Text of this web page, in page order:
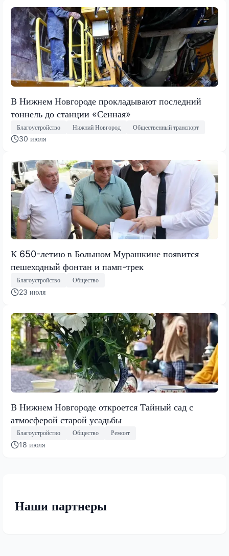
В Нижнем Новгороде прокладывают последний
тоннель до станции «Сенная»
Благоустройство Нижний Новгород Общественный транспорт
30 июля
К 650-летию в Большом Мурашкине появится
пешеходный фонтан и памп-трек
Благоустройство Общество
23 июля
В Нижнем Новгороде откроется Тайный сад с
атмосферой старой усадьбы
Благоустройство Общество Ремонт
18 июля
Наши партнеры